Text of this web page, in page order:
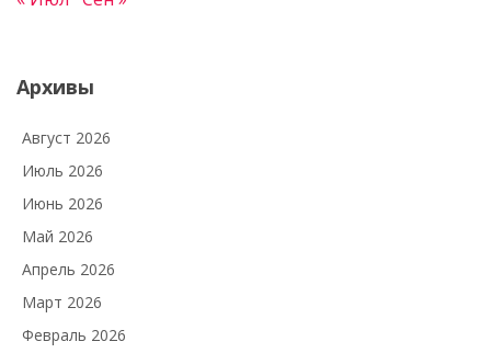
Архивы
Август 2026
Июль 2026
Июнь 2026
Май 2026
Апрель 2026
Март 2026
Февраль 2026